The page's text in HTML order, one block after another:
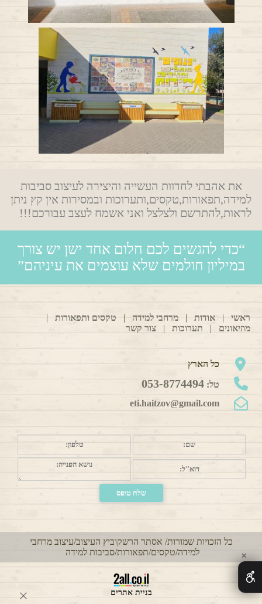
את אהבתי לחדוות העשייה והיצירה לעיצוב סביבות
למידה,תפאורות,טקסים,ותערוכות ובמסירות אין קץ ניתן
לראות,להתרשם ולצלצל ואני אשמח לעצב עבורכם!!!
“כדי להגשים לכם חלום אחד ישן יש צורך
במיליון חולמים שלא עוצמים את עיניהם”
ראשי | אודות | מרחבי למידה | טקסים ותפאורות
|
מוזיאונים
| תערוכות | צור קשר
כל הארץ
טל: 053-8774494
eti.haitzov@gmail.com
כל הזכויות שמורות/ אסתר הרשקוביץ העיצוב/עיצוב מרחבי
למידה/טקסים/תפאורות/סביבות למידה
בניית אתרים
✕